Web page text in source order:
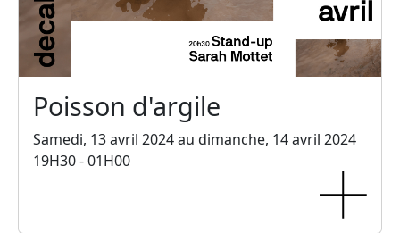
Poisson d'argile
Samedi, 13 avril 2024 au dimanche, 14 avril 2024
19H30 - 01H00